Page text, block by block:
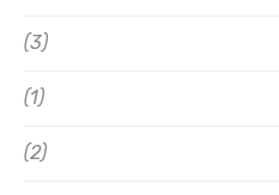
(3)
(1)
(2)